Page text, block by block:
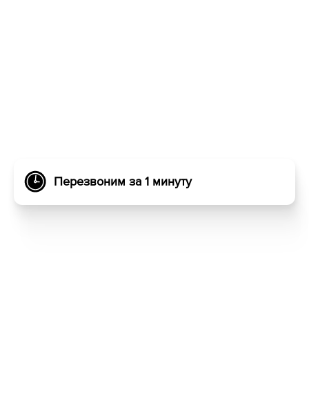
Перезвоним за 1 минуту